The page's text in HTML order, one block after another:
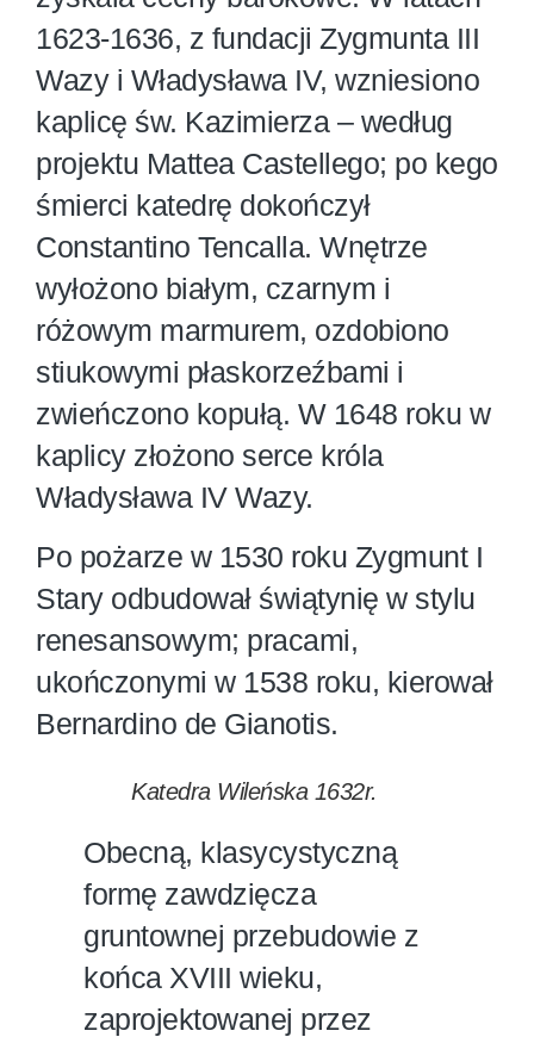
1623-1636, z fundacji Zygmunta III
Wazy i Władysława IV, wzniesiono
kaplicę św. Kazimierza – według
projektu Mattea Castellego; po kego
śmierci katedrę dokończył
Constantino Tencalla. Wnętrze
wyłożono białym, czarnym i
różowym marmurem, ozdobiono
stiukowymi płaskorzeźbami i
zwieńczono kopułą. W 1648 roku w
kaplicy złożono serce króla
Władysława IV Wazy.
Po pożarze w 1530 roku Zygmunt I
Stary odbudował świątynię w stylu
renesansowym; pracami,
ukończonymi w 1538 roku, kierował
Bernardino de Gianotis.
Katedra Wileńska 1632r.
Obecną, klasycystyczną
formę zawdzięcza
gruntownej przebudowie z
końca XVIII wieku,
zaprojektowanej przez